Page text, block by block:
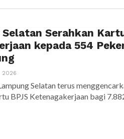
Serahkan
kepada 554
2026
Selatan terus
BPJS Ketenagakerjaan bagi